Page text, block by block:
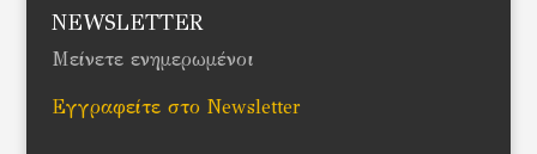
NEWSLETTER
Μείνετε ενημερωμένοι
Εγγραφείτε στο Newsletter